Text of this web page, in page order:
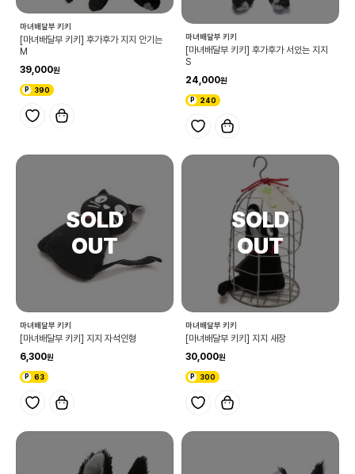
마녀배달부 키키
[마녀배달부 키키] 후가후가 지지 안기는
M
39,000
390
마녀배달부 키키
[마녀배달부 키키] 후가후가 서있는 지지
S
24,000
240
마녀배달부 키키
[마녀배달부 키키] 지지 자석인형
6,300
63
마녀배달부 키키
[마녀배달부 키키] 지지 새장
30,000
300